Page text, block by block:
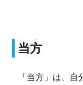
当方
「当方」は、